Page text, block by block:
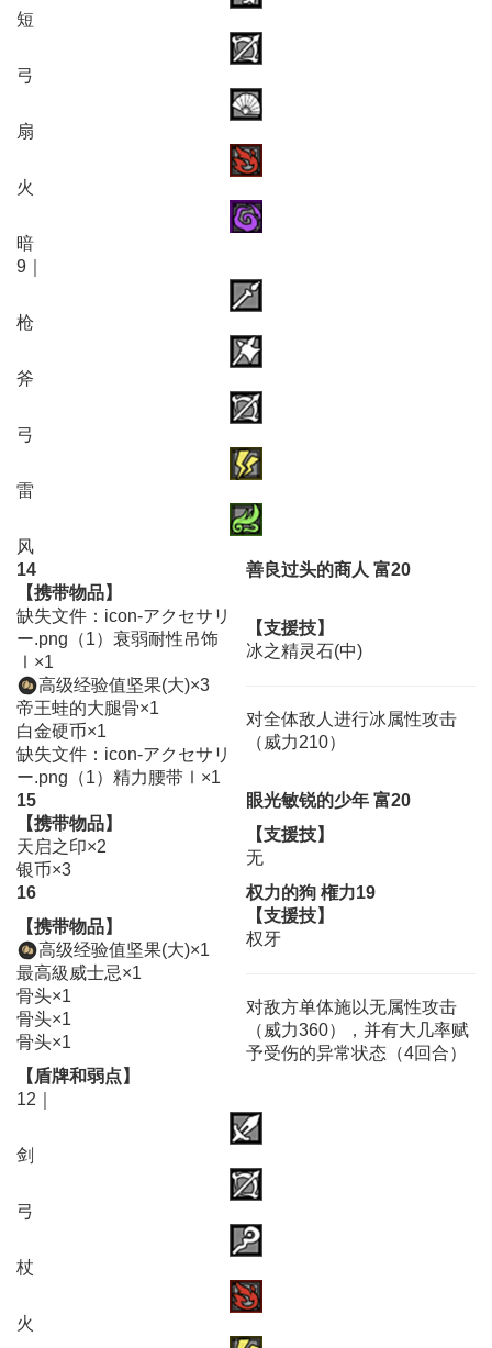
短
弓
扇
火
暗
9｜
枪
斧
弓
雷
风
14
善良过头的商人 富20
【携带物品】
缺失文件：icon-アクセサリ
ー.png（1）衰弱耐性吊饰
Ⅰ×1
高级经验值坚果(大)×3
帝王蛙的大腿骨×1
白金硬币×1
缺失文件：icon-アクセサリ
ー.png（1）精力腰带Ⅰ×1
【支援技】
冰之精灵石(中)
对全体敌人进行冰属性攻击
（威力210）
15
眼光敏锐的少年 富20
【携带物品】
天启之印×2
银币×3
【支援技】
无
16
权力的狗 権力19
【携带物品】
高级经验值坚果(大)×1
最高級威士忌×1
骨头×1
骨头×1
骨头×1
【支援技】
权牙
对敌方单体施以无属性攻击
（威力360），并有大几率赋
予受伤的异常状态（4回合）
【盾牌和弱点】
12｜
剑
弓
杖
火